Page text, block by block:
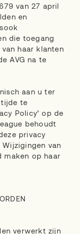
van 27 april
en
die toegang
haar klanten
AVG na te
aan u ter
te
Policy’ op de
behoudt
privacy
van
maken op haar
verwerkt zijn